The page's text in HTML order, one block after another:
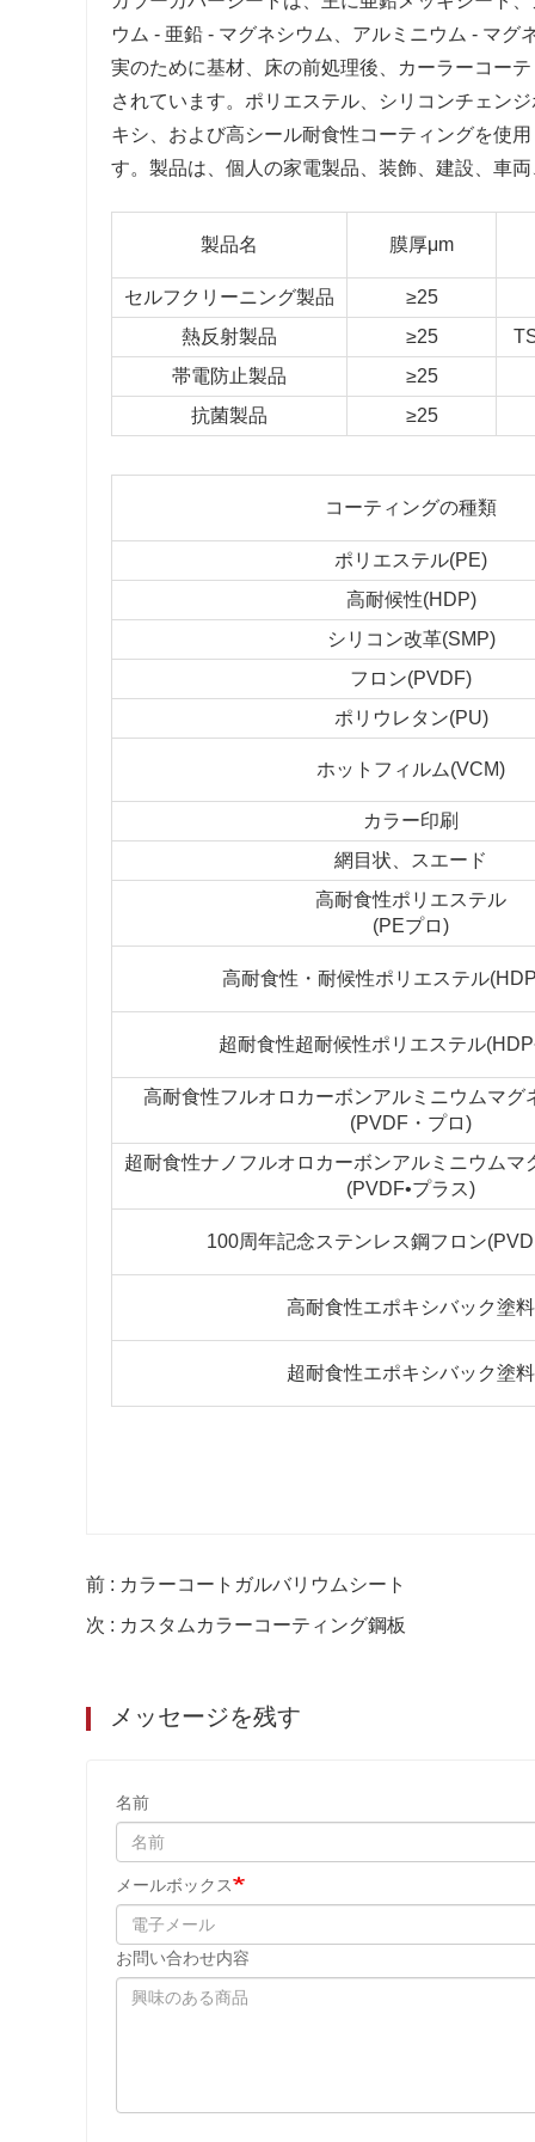
ウム - 亜鉛 - マグネシウム、アルミニウム - マ
実のために基材、床の前処理後、カーラーコー
されています。ポリエステル、シリコンチェン
キシ、および高シール耐食性コーティングを使
す。製品は、個人の家電製品、装飾、建設、車
製品名 膜厚μm
セルフクリーニング製品
≥25
熱反射製品
≥25
帯電防止製品
≥25
抗菌製品
≥25
コーティングの種類
ポリエステル(PE)
高耐候性(HDP)
シリコン改革(SMP)
フロン(PVDF)
ポリウレタン(PU)
ホットフィルム(VCM)
カラー印刷
網目状、スエード
高耐食性ポリエステル
(PEプロ)
高耐食性・耐候性ポリエステル
超耐食性超耐候性ポリエステル
高耐食性フルオロカーボンアルミニウムマグ
(PVDF・プロ)
超耐食性ナノフルオロカーボンアルミニウムマ
(PVDF•プラス)
100周年記念ステンレス鋼フロン
高耐食性エポキシバック塗料
超耐食性エポキシバック塗料
前 : カラーコートガルバリウムシート
次 : カスタムカラーコーティング鋼板
メッセージを残す
名前
メールボックス
お問い合わせ内容